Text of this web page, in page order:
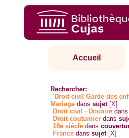
Accueil
Rechercher:
'Droit civil Garde des
Mariage danssujet [X]
Droit civil - Douaire
Droit coutumier dans
18e siècle dans
France danssujet [X]